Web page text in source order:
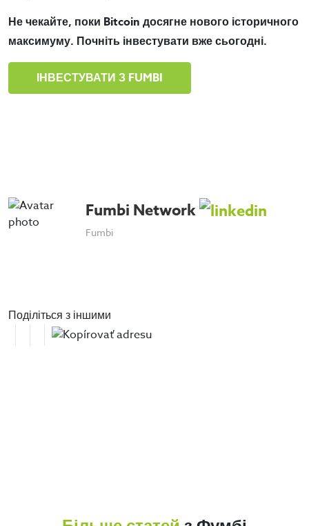
Не чекайте, поки Bitcoin досягне нового історичного
максимуму. Почніть інвестувати вже сьогодні.
ІНВЕСТУВАТИ З FUMBI
Fumbi Network
Fumbi
Поділіться з іншими